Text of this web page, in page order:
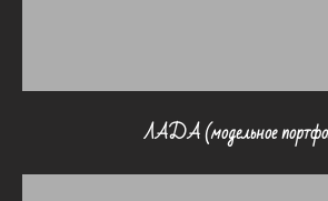
ЛАДА (модельное